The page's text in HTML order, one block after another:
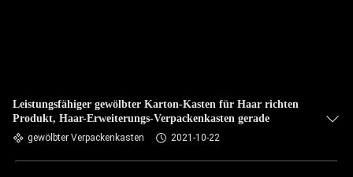
Leistungsfähiger gewölbter Karton-Kasten für Haar richten
Produkt, Haar-Erweiterungs-Verpackenkasten gerade
gewölbter Verpackenkasten 2021-10-22